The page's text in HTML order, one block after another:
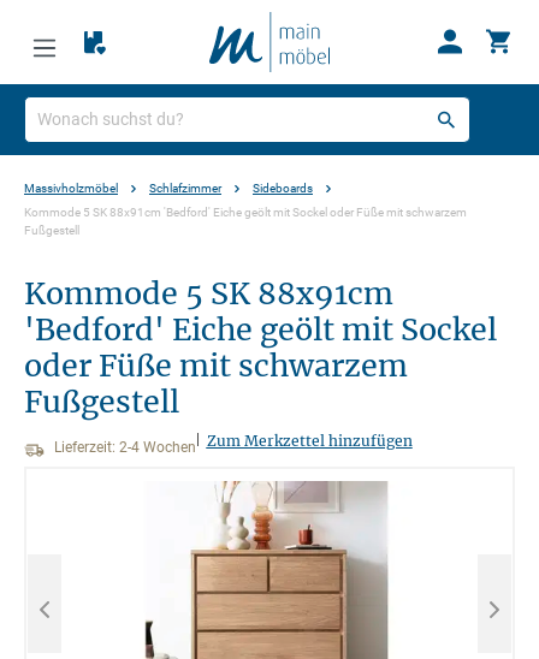
Massivholzmöbel Schlafzimmer
Sideboards
Kommode 5 SK 88x91cm 'Bedford' Eiche geölt mit Sockel oder Füße mit schwarzem
Fußgestell
Kommode 5 SK 88x91cm
'Bedford' Eiche geölt mit Sockel
oder Füße mit schwarzem
Fußgestell
Lieferzeit: 2-4 Wochen Zum Merkzettel hinzufügen